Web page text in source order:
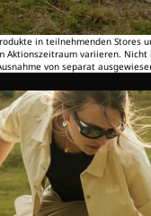
in teilnehmenden Stores
Aktionszeitraum variieren.
von separat